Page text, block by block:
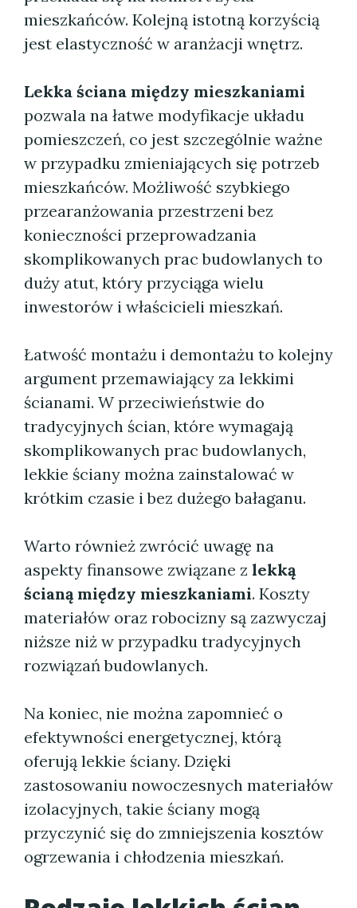
mieszkańców. Kolejną istotną korzyścią
jest elastyczność w aranżacji wnętrz.
Lekka ściana między mieszkaniami
pozwala na łatwe modyfikacje układu
pomieszczeń, co jest szczególnie ważne
w przypadku zmieniających się potrzeb
mieszkańców. Możliwość szybkiego
przearanżowania przestrzeni bez
konieczności przeprowadzania
skomplikowanych prac budowlanych to
duży atut, który przyciąga wielu
inwestorów i właścicieli mieszkań.
Łatwość montażu i demontażu to kolejny
argument przemawiający za lekkimi
ścianami. W przeciwieństwie do
tradycyjnych ścian, które wymagają
skomplikowanych prac budowlanych,
lekkie ściany można zainstalować w
krótkim czasie i bez dużego bałaganu.
Warto również zwrócić uwagę na
aspekty finansowe związane z lekką
ścianą między mieszkaniami. Koszty
materiałów oraz robocizny są zazwyczaj
niższe niż w przypadku tradycyjnych
rozwiązań budowlanych.
Na koniec, nie można zapomnieć o
efektywności energetycznej, którą
oferują lekkie ściany. Dzięki
zastosowaniu nowoczesnych materiałów
izolacyjnych, takie ściany mogą
przyczynić się do zmniejszenia kosztów
ogrzewania i chłodzenia mieszkań.